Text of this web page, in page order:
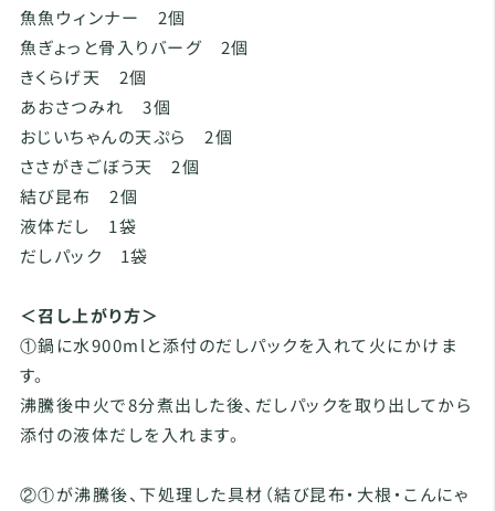
魚魚ウィンナー 2個
魚ぎょっと骨入りバーグ 2個
きくらげ天 2個
あおさつみれ 3個
おじいちゃんの天ぷら 2個
ささがきごぼう天 2個
結び昆布 2個
液体だし 1袋
だしパック 1袋
＜召し上がり方＞
①鍋に水900mlと添付のだしパックを入れて火にかけま
す。
沸騰後中火で8分煮出した後、だしパックを取り出してから
添付の液体だしを入れます。
②①が沸騰後、下処理した具材（結び昆布・大根・こんにゃ